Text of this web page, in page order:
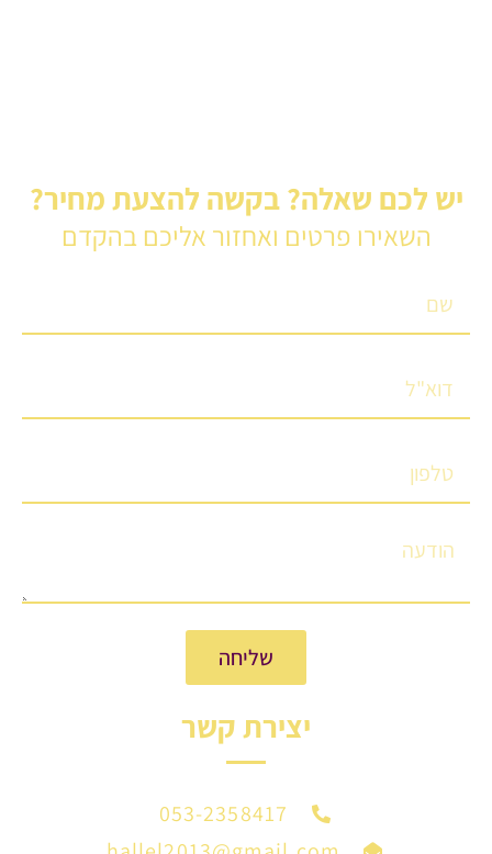
יש לכם שאלה? בקשה להצעת מחיר?
השאירו פרטים ואחזור אליכם בהקדם
שליחה
יצירת קשר
053-2358417